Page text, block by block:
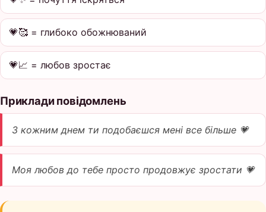
💗🥰 = глибоко обожнюваний
💗📈 = любов зростає
Приклади повідомлень
З кожним днем ти подобаєшся мені все більше 💗
Моя любов до тебе просто продовжує зростати 💗